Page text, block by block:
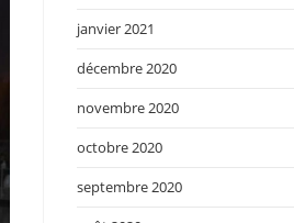
janvier 2021
décembre 2020
novembre 2020
octobre 2020
septembre 2020